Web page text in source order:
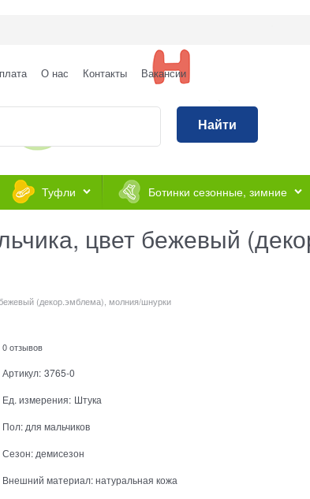
О нас Контакты Вакансии
Найти
Туфли Ботинки сезонные, зимние
цвет бежевый
(декор.эмблема), молния/шнурки
0 отзывов
Артикул: 3765-0
Ед. измерения: Штука
Пол: для мальчиков
Сезон: демисезон
Внешний материал:натуральная кожа